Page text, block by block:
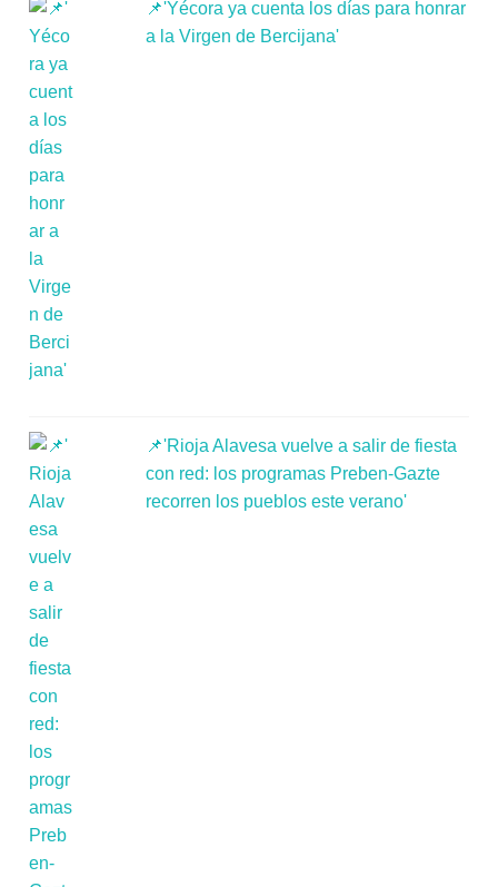
📌'Yécora ya cuenta los días para honrar
a la Virgen de Bercijana'
📌'Rioja Alavesa vuelve a salir de fiesta
con red: los programas Preben-Gazte
recorren los pueblos este verano'